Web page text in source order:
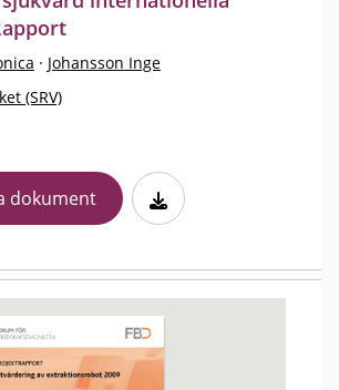
· Johansson Inge
(SRV)
dokument